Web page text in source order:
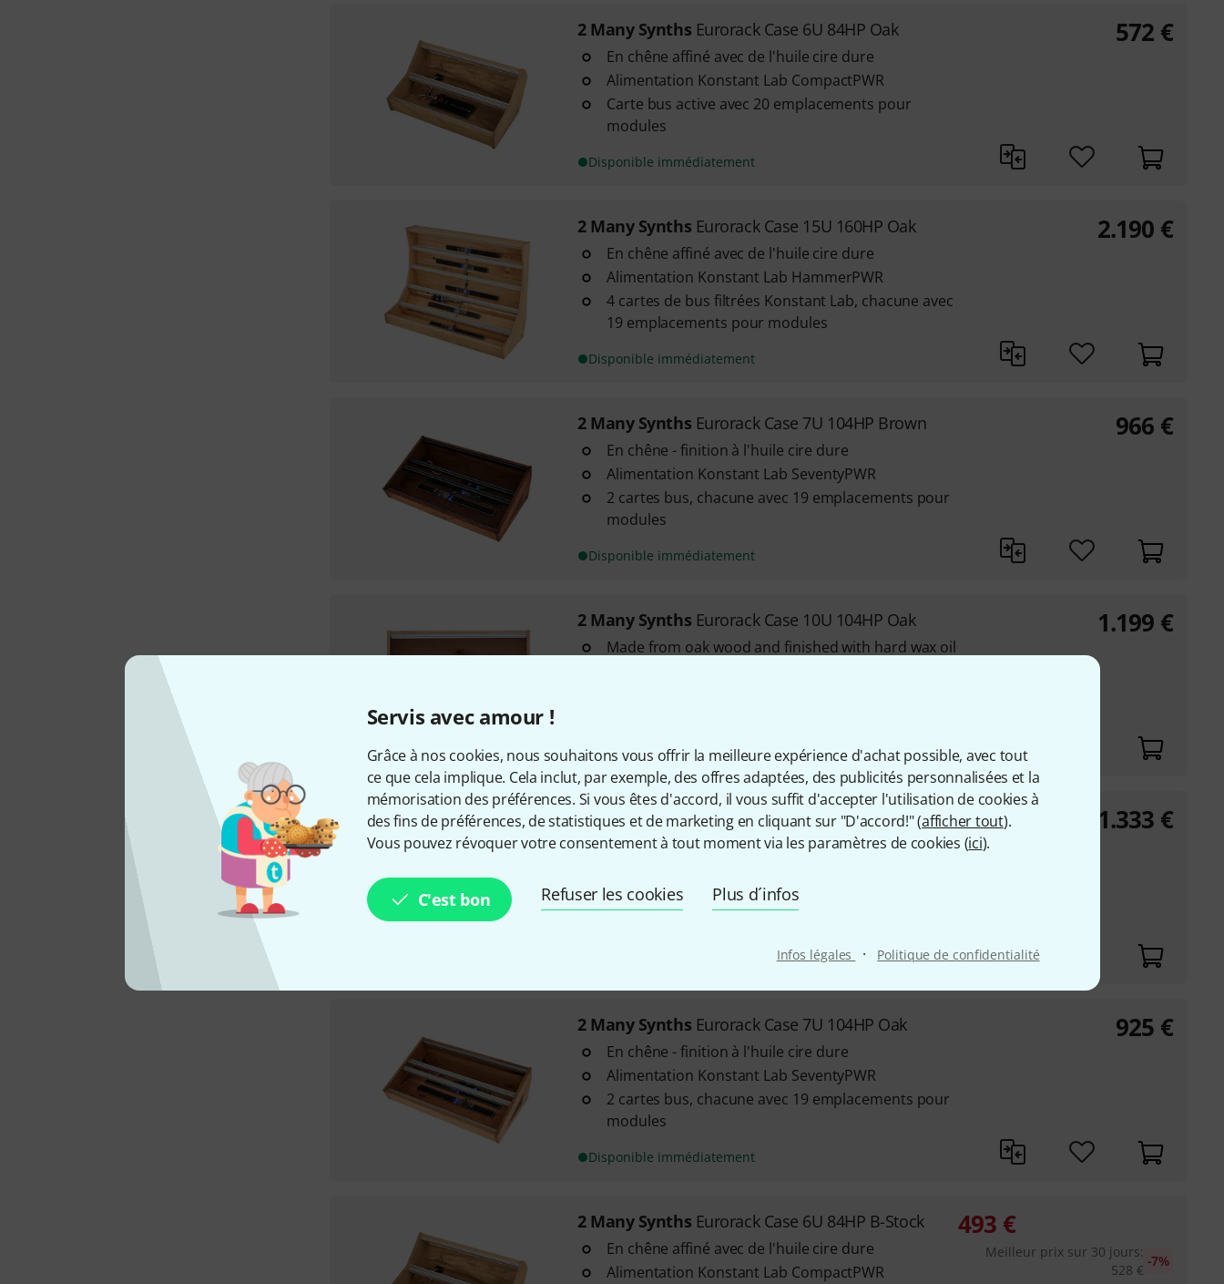
Servis avec amour !
Grâce à nos cookies, nous souhaitons vous offrir la meilleure expérience d'achat possible, avec tout
ce que cela implique. Cela inclut, par exemple, des offres adaptées, des publicités personnalisées et la
mémorisation des préférences. Si vous êtes d'accord, il vous suffit d'accepter l'utilisation de cookies à
des fins de préférences, de statistiques et de marketing en cliquant sur "D'accord!" (afficher tout).
Vous pouvez révoquer votre consentement à tout moment via les paramètres de cookies (ici).
C'est bon Refuser les cookies Plus d´infos
Infos légales · Politique de confidentialité
2 Many Synths Eurorack Case 6U 84HP Oak
En chêne affiné avec de l'huile cire dure
Alimentation Konstant Lab CompactPWR
Carte bus active avec 20 emplacements pour
modules
Disponible immédiatement
572 €
2 Many Synths Eurorack Case 15U 160HP Oak
En chêne affiné avec de l'huile cire dure
Alimentation Konstant Lab HammerPWR
4 cartes de bus filtrées Konstant Lab, chacune avec
19 emplacements pour modules
Disponible immédiatement
2.190 €
2 Many Synths Eurorack Case 7U 104HP Brown
En chêne - finition à l'huile cire dure
Alimentation Konstant Lab SeventyPWR
2 cartes bus, chacune avec 19 emplacements pour
modules
Disponible immédiatement
966 €
2 Many Synths Eurorack Case 10U 104HP Oak
Made from oak wood and finished with hard wax oil
Disponible immédiatement
1.199 €
2 Many SynthsEurorack Case 10U 104HP Black
Made from oak wood and finished with black linseed
Constant Lab HammerPWR power supply (100 W)
3x Constant Lab Filtered Busboards, each with 19
1.333 €
2 Many Synths Eurorack Case 7U 104HP Oak
En chêne - finition à l'huile cire dure
Alimentation Konstant Lab SeventyPWR
2 cartes bus, chacune avec 19 emplacements pour
modules
Disponible immédiatement
925 €
2 Many Synths Eurorack Case 6U 84HP B-Stock
En chêne affiné avec de l'huile cire dure
Alimentation Konstant Lab CompactPWR
493 €
Meilleur prix sur 30 jours:
528 €
-7%